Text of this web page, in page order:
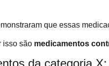
que essas
isso são medicamentos